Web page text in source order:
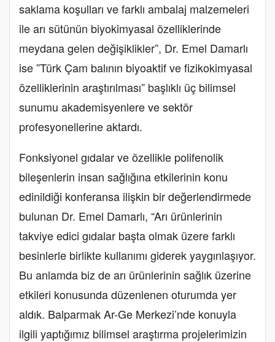
saklama koşulları ve farklı ambalaj malzemeleri
ile arı sütünün biyokimyasal özelliklerinde
meydana gelen değişiklikler”, Dr. Emel Damarlı
ise ”Türk Çam balının biyoaktif ve fizikokimyasal
özelliklerinin araştırılması” başlıklı üç bilimsel
sunumu akademisyenlere ve sektör
profesyonellerine aktardı.
Fonksiyonel gıdalar ve özellikle polifenolik
bileşenlerin insan sağlığına etkilerinin konu
edinildiği konferansa ilişkin bir değerlendirmede
bulunan Dr. Emel Damarlı, “Arı ürünlerinin
takviye edici gıdalar başta olmak üzere farklı
besinlerle birlikte kullanımı giderek yaygınlaşıyor.
Bu anlamda biz de arı ürünlerinin sağlık üzerine
etkileri konusunda düzenlenen oturumda yer
aldık. Balparmak Ar-Ge Merkezi’nde konuyla
ilgili yaptığımız bilimsel araştırma projelerimizin